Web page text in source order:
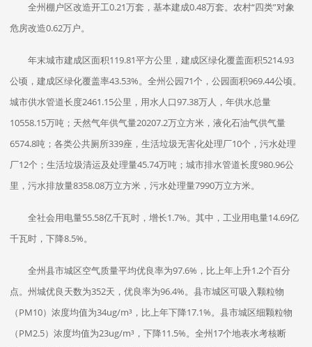
全州棚户区改造开工0.21万套，基本建成0.48万套。农村“四类”对象
危房改造0.62万户。
年末城市建成区面积119.81平方公里，建成区绿化覆盖面积5214.93
公顷，建成区绿化覆盖率43.53%。全州公园71个，公园面积969.44公顷。
城市供水管道长度2461.15公里，用水人口97.38万人，年供水总量
10558.15万吨；天然气年供气量20207.2万立方米，液化石油气供气量
6574.8吨；各类公共厕所339座，生活垃圾无害化处理厂10个，污水处理
厂12个；生活垃圾清运及处理量45.74万吨；城市排水管道长度980.96公
里，污水排放量8358.08万立方米，污水处理量7990万立方米。
全社会用电量55.58亿千瓦时，增长1.7%。其中，工业用电量14.69亿
千瓦时，下降8.5%。
全州县市城区空气质量平均优良率为97.6%，比上年上升1.2个百分
点。州城优良天数为352天，优良率为96.4%。县市城区可吸入颗粒物
（PM10）浓度均值为34ug/m³，比上年下降17.1%。县市城区细颗粒物
（PM2.5）浓度均值为23ug/m³，下降11.5%。全州17个地表水考核断